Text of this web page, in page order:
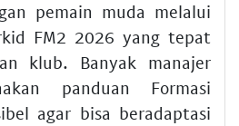
pemain muda melalui
FM2 2026 yang tepat
klub. Banyak manajer
panduan Formasi
agar bisa beradaptasi